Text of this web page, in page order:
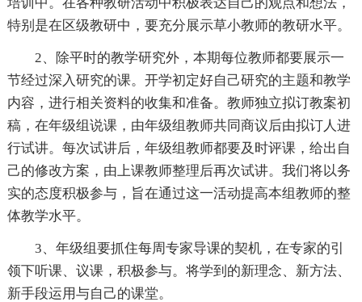
特别是在区级教研中，要充分展示草小教师的教研水平。
2、除平时的教学研究外，本期每位教师都要展示一
节经过深入研究的课。开学初定好自己研究的主题和教学
内容，进行相关资料的收集和准备。教师独立拟订教案初
稿，在年级组说课，由年级组教师共同商议后由拟订人进
行试讲。每次试讲后，年级组教师都要及时评课，给出自
己的修改方案，由上课教师整理后再次试讲。我们将以务
实的态度积极参与，旨在通过这一活动提高本组教师的整
体教学水平。
3、年级组要抓住每周专家导课的契机，在专家的引
领下听课、议课，积极参与。将学到的新理念、新方法、
新手段运用与自己的课堂。